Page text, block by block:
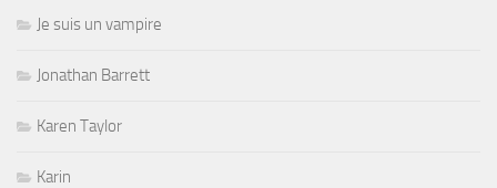
Je suis un vampire
Jonathan Barrett
Karen Taylor
Karin